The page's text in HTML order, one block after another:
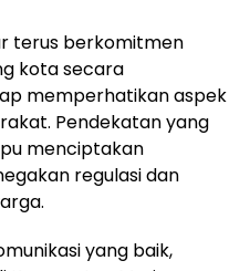
terus berkomitmen
kota secara
memperhatikan aspek
Pendekatan yang
menciptakan
regulasi dan
yang baik,